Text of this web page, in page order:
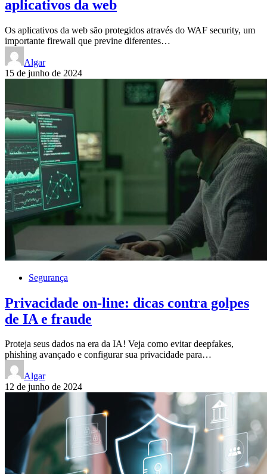
aplicativos da web
Os aplicativos da web são protegidos através do WAF security, um
importante firewall que previne diferentes…
Algar
15 de junho de 2024
Segurança
Privacidade on-line: dicas contra golpes
de IA e fraude
Proteja seus dados na era da IA! Veja como evitar deepfakes,
phishing avançado e configurar sua privacidade para…
Algar
12 de junho de 2024